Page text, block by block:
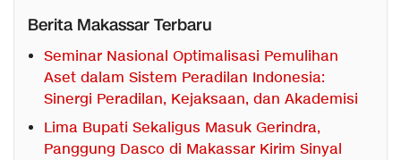
Berita Makassar Terbaru
Seminar Nasional Optimalisasi Pemulihan
Aset dalam Sistem Peradilan Indonesia:
Sinergi Peradilan, Kejaksaan, dan Akademisi
Lima Bupati Sekaligus Masuk Gerindra,
Panggung Dasco di Makassar Kirim Sinyal